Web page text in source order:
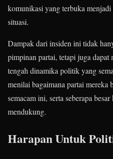
komunikasi yang terbuka
situasi.
Dampak dari insiden ini tidak
pimpinan partai, tetapi juga
tengah dinamika politik yang
menilai bagaimana partai mereka
semacam ini, serta seberapa
mendukung.
Harapan Untuk